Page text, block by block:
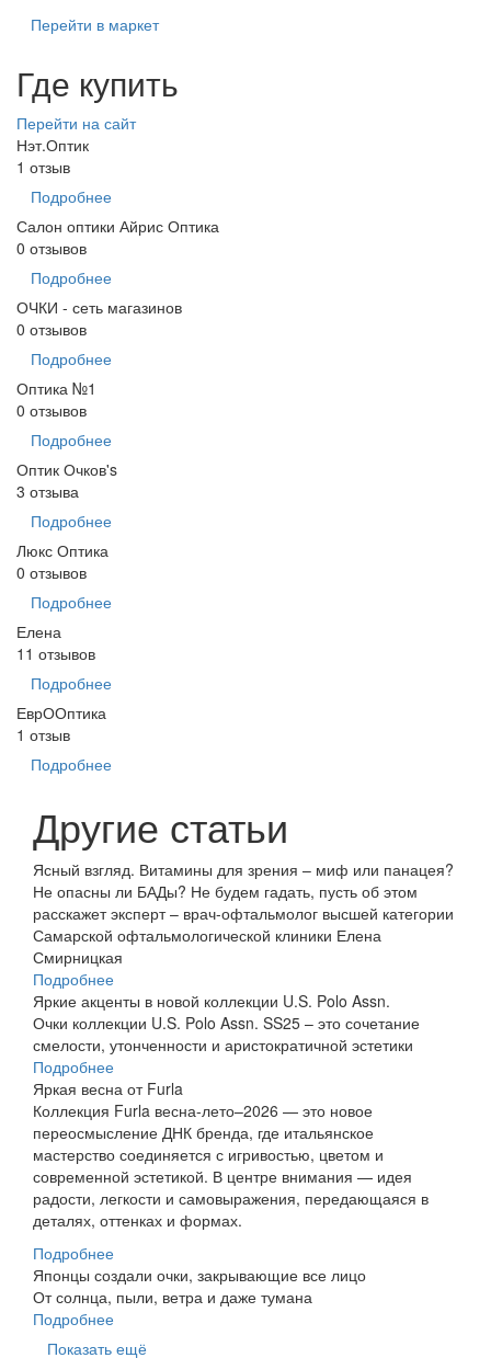
Перейти в маркет
Где купить
Перейти на сайт
Нэт.Оптик
1 отзыв
Подробнее
Салон оптики Айрис Оптика
0 отзывов
Подробнее
ОЧКИ - сеть магазинов
0 отзывов
Подробнее
Оптика №1
0 отзывов
Подробнее
Оптик Очков's
3 отзыва
Подробнее
Люкс Оптика
0 отзывов
Подробнее
Елена
11 отзывов
Подробнее
ЕврООптика
1 отзыв
Подробнее
Другие статьи
Ясный взгляд. Витамины для зрения – миф или панацея?
Не опасны ли БАДы? Не будем гадать, пусть об этом
расскажет эксперт – врач-офтальмолог высшей категории
Самарской офтальмологической клиники Елена
Смирницкая
Подробнее
Яркие акценты в новой коллекции U.S. Polo Assn.
Очки коллекции U.S. Polo Assn. SS25 – это сочетание
смелости, утонченности и аристократичной эстетики
Подробнее
Яркая весна от Furla
Коллекция Furla весна-лето–2026 — это новое
переосмысление ДНК бренда, где итальянское
мастерство со­­еди­ня­ется с игривостью, цветом и
современной эстетикой. В центре внимания — идея
радости, легкости и самовыражения, передающаяся в
деталях, оттенках и формах.
Подробнее
Японцы создали очки, закрывающие все лицо
От солнца, пыли, ветра и даже тумана
Подробнее
Показать ещё